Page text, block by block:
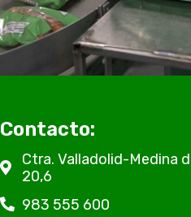
Contacto:
Ctra. Valladolid-Medina
20,6
983 555 600